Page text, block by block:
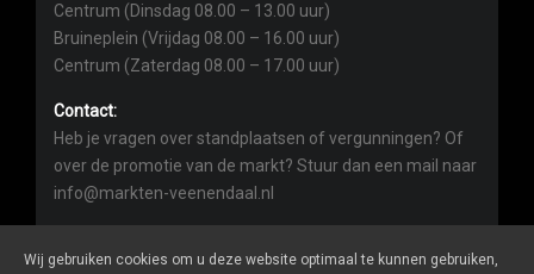
Centrum (Dinsdag 08.00 – 13.00 uur)
Bruineplein (Vrijdag 08.00 – 16.00 uur)
Centrum (Zaterdag 08.00 – 17.00 uur)
Contact:
Heb je vragen over standplaatsen of vergunningen? Of
over de promotie van de markt? Stuur dan een mail naar
info@markten-veenendaal.nl
Wij gebruiken cookies om u deze website optimaal te kunnen gebruiken,